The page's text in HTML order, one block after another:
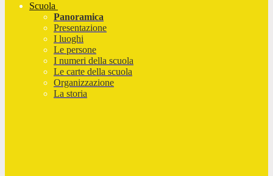
Scuola
Panoramica
Presentazione
I luoghi
Le persone
I numeri della scuola
Le carte della scuola
Organizzazione
La storia